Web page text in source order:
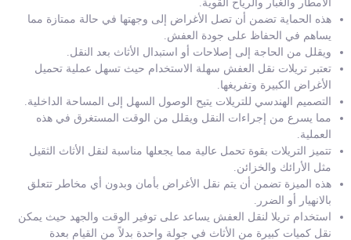
الأمطار والغبار والرياح القوية.
هذه الحماية تضمن أن تصل الأغراض إلى وجهتها في حالة ممتازة مما
يساهم في الحفاظ على جودة العفش.
ويقلل من الحاجة إلى إصلاحات أو استبدال الأثاث بعد النقل.
تعتبر تريلات نقل العفش سهلة الاستخدام حيث تسهل عملية تحميل
الأغراض الكبيرة وتفريغها.
التصميم الهندسي للتريلات يتيح الوصول السهل إلى المساحة الداخلية.
مما يسرع من إجراءات النقل ويقلل من الوقت المستغرق في هذه
العملية.
تتميز التريلات بقوة تحمل عالية مما يجعلها مناسبة لنقل الأثاث الثقيل
مثل الأرائك والخزائن.
هذه الميزة تضمن أن يتم نقل الأغراض بأمان وبدون أي مخاطر تتعلق
بالانهيار أو الضرر.
استخدام تريلا لنقل العفش يساعد على توفير الوقت والجهد حيث يمكن
نقل كميات كبيرة من الأثاث في جولة واحدة بدلاً من القيام بعدة